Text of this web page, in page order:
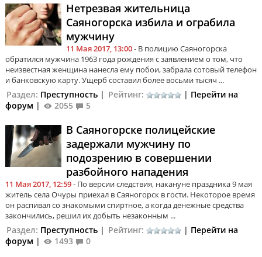
Нетрезвая жительница
Саяногорска избила и ограбила
мужчину
11 Мая 2017, 13:00- В полицию Саяногорска
обратился мужчина 1963 года рождения с заявлением о том, что
неизвестная женщина нанесла ему побои, забрала сотовый телефон
и банковскую карту. Ущерб составил более восьми тысяч ...
Раздел: Преступность | Рейтинг: | Перейти на
форум | 2055 5
В Саяногорске полицейские
задержали мужчину по
подозрению в совершении
разбойного нападения
11 Мая 2017, 12:59- По версии следствия, накануне праздника 9 мая
житель села Очуры приехал в Саяногорск в гости. Некоторое время
он распивал со знакомыми спиртное, а когда денежные средства
закончились, решил их добыть незаконным ...
Раздел: Преступность | Рейтинг: | Перейти на
форум | 1493 0